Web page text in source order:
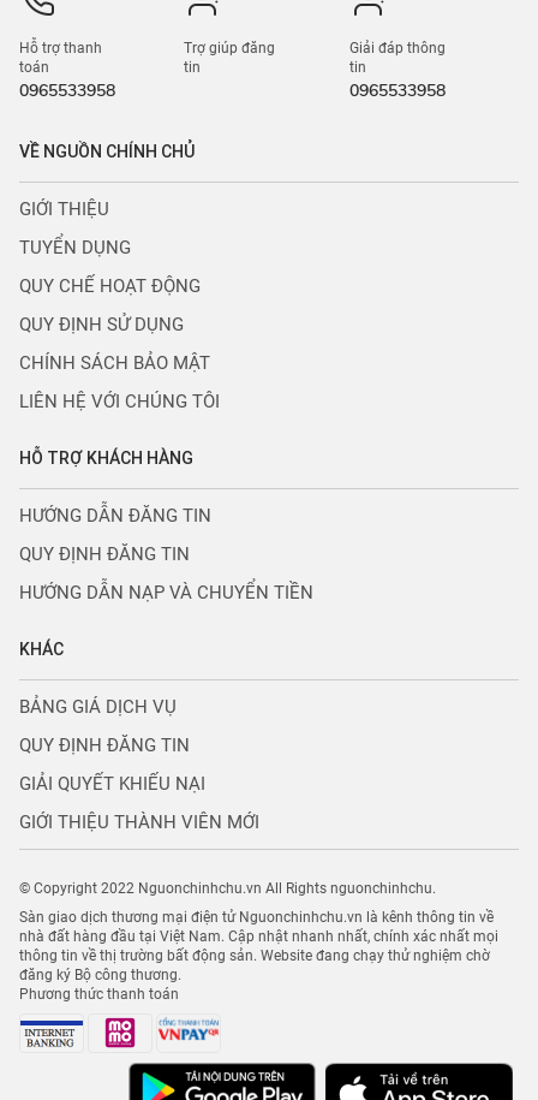
Hỗ trợ thanh
toán
0965533958
Trợ giúp đăng
tin
Giải đáp thông
tin
0965533958
VỀ NGUỒN CHÍNH CHỦ
GIỚI THIỆU
TUYỂN DỤNG
QUY CHẾ HOẠT ĐỘNG
QUY ĐỊNH SỬ DỤNG
CHÍNH SÁCH BẢO MẬT
LIÊN HỆ VỚI CHÚNG TÔI
HỖ TRỢ KHÁCH HÀNG
HƯỚNG DẪN ĐĂNG TIN
QUY ĐỊNH ĐĂNG TIN
HƯỚNG DẪN NẠP VÀ CHUYỂN TIỀN
KHÁC
BẢNG GIÁ DỊCH VỤ
QUY ĐỊNH ĐĂNG TIN
GIẢI QUYẾT KHIẾU NẠI
GIỚI THIỆU THÀNH VIÊN MỚI
© Copyright 2022 Nguonchinhchu.vn All Rights nguonchinhchu.
Sàn giao dịch thương mại điện tử Nguonchinhchu.vn là kênh thông tin về
nhà đất hàng đầu tại Việt Nam. Cập nhật nhanh nhất, chính xác nhất mọi
thông tin về thị trường bất động sản. Website đang chạy thử nghiệm chờ
đăng ký Bộ công thương.
Phương thức thanh toán